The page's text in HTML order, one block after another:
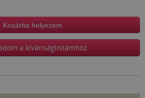
Kosárba helyezem
a kívánságlistámhoz